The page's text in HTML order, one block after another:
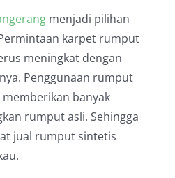
menjadi pilihan
karpet rumput
meningkat dengan
Penggunaan rumput
banyak
rumput asli. Sehingga
jual rumput sintetis